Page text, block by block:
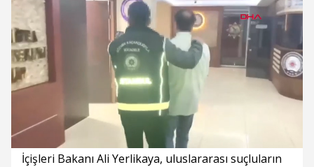
Toplam
Yüklendi
0%
Yükleniyor
0%
İçişleri Bakanı Ali Yerlikaya, uluslararası suçluların